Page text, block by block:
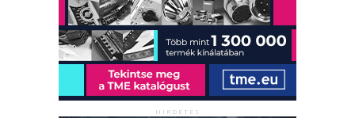
HIRDETÉS